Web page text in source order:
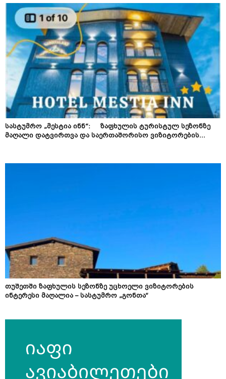
სასტუმრო „მესტია ინნ“: ზაფხულის ტურისტულ სეზონზე
მაღალი დატვირთვა და საერთაშორისო ვიზიტორების...
თუშეთში ზაფხულის სეზონზე უცხოელი ვიზიტორების
ინტერესი მაღალია – სასტუმრო „გონთა“